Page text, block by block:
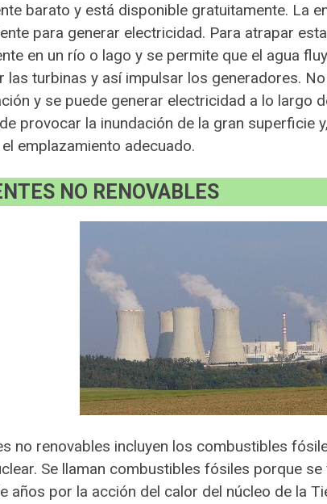
barato y está disponible gratuitamente. La
para generar electricidad. Para atrapar
en un río o lago y se permite que el agua
las turbinas y así impulsar los generadores.
y se puede generar electricidad a lo largo
provocar la inundación de la gran superficie
emplazamiento adecuado.
NO RENOVABLES
no renovables incluyen los combustibles
Se llaman combustibles fósiles porque
años por la acción del calor del núcleo de la